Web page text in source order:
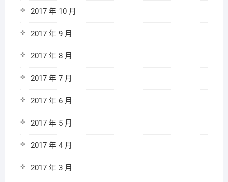
2017 年 10 月
2017 年 9 月
2017 年 8 月
2017 年 7 月
2017 年 6 月
2017 年 5 月
2017 年 4 月
2017 年 3 月